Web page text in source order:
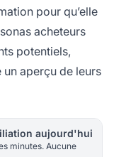
pour qu’elle
acheteurs
potentiels,
aperçu de leurs
aujourd'hui
minutes. Aucune